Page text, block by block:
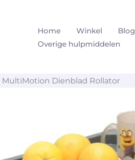
Home Winkel Blog
Overige hulpmiddelen
MultiMotion Dienblad Rollator